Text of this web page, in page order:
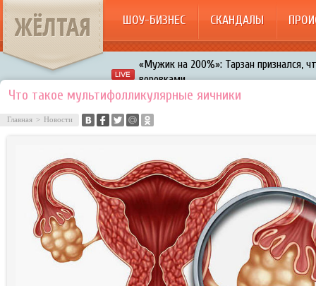
ЖЁЛТАЯ ШОУ-БИЗНЕС СКАНДАЛЫ
«Мужик на 200%»: Тарзан признался,
воровками
Расстались Энрике Иглесиас и Анна
Авербух зарождает в Бузовой новый
Что такое мультифолликулярные яичники
Главная > Новости